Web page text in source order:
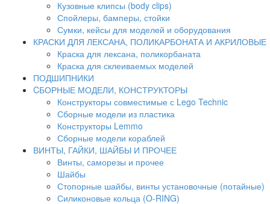
Кузовные клипсы (body clips)
Спойлеры, бамперы, стойки
Сумки, кейсы для моделей и оборудования
КРАСКИ ДЛЯ ЛЕКСАНА, ПОЛИКАРБОНАТА И АКРИЛОВЫЕ
Краска для лексана, поликорбаната
Краска для склеиваемых моделей
ПОДШИПНИКИ
CБОРНЫЕ МОДЕЛИ, КОНСТРУКТОРЫ
Конструкторы совместимые с Lego Technic
Сборные модели из пластика
Конструкторы Lemmo
Сборные модели кораблей
ВИНТЫ, ГАЙКИ, ШАЙБЫ И ПРОЧЕЕ
Винты, саморезы и прочее
Шайбы
Стопорные шайбы, винты установочные (потайные)
Силиконовые кольца (O-RING)